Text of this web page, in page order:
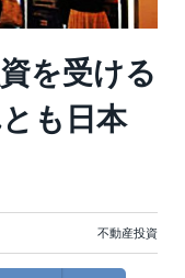
を受ける
も日本
不動産投資